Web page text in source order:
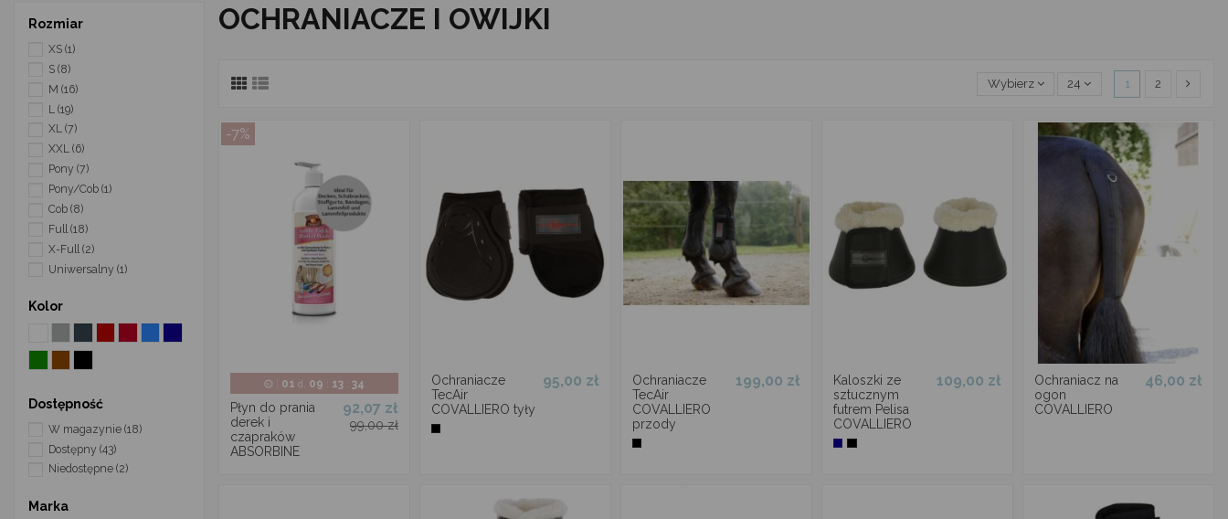
OCHRANIACZE I OWIJKI
Wybierz 24 1 2
-7%
01 d. 09 :13 :33
Płyn do prania
derek i
czapraków
ABSORBINE
92,07 zł
99,00 zł
Ochraniacze
TecAir
COVALLIERO tyły
95,00 zł
Ochraniacze
TecAir
COVALLIERO
przody
199,00 zł
Kaloszki ze
sztucznym
futrem Pelisa
COVALLIERO
109,00 zł
Ochraniacz na
ogon
COVALLIERO
46,00 zł
Rozmiar
XS (1)
S (8)
M (16)
L (19)
XL (7)
XXL (6)
Pony (7)
Pony/Cob (1)
Cob (8)
Full(18)
X-Full (2)
Uniwersalny (1)
Kolor
Dostępność
W magazynie (18)
Dostępny (43)
Niedostępne (2)
Marka